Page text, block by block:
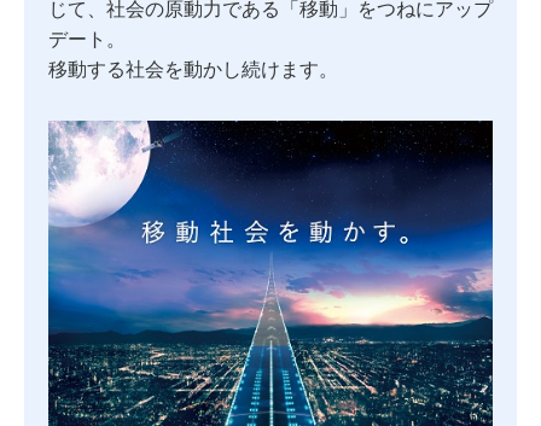
じて、 社会の原動力である
「移動」をつねにアップ
デート。
移動する社会を動かし続けます。